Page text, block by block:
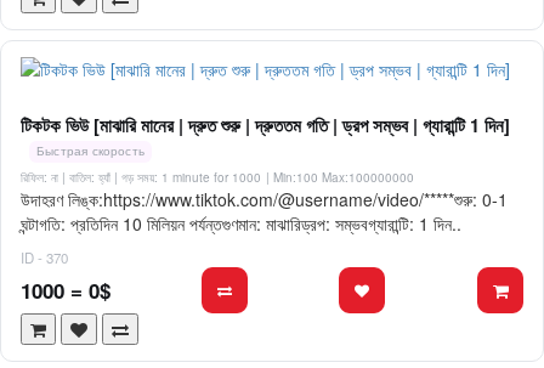
টিকটক ভিউ [মাঝারি মানের | দ্রুত শুরু | দ্রুততম গতি | ড্রপ সম্ভব | গ্যারান্টি 1 দিন]
Быстрая скорость
রিফিল: না | বাতিল: হ্যাঁ | গড় সময়: 1 minute for 1000 | Min:100 Max:100000000
উদাহরণ লিঙ্ক:https://www.tiktok.com/@username/video/*****শুরু: 0-1
ঘন্টাগতি: প্রতিদিন 10 মিলিয়ন পর্যন্তগুণমান: মাঝারিড্রপ: সম্ভবগ্যারান্টি: 1 দিন..
ID - 370
1000 = 0$